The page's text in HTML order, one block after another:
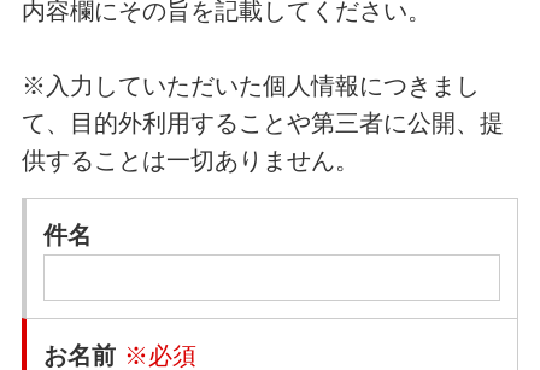
内容欄にその旨を記載してください。
※入力していただいた個人情報につきまし
て、目的外利用することや第三者に公開、提
供することは一切ありません。
件名
お名前 ※必須